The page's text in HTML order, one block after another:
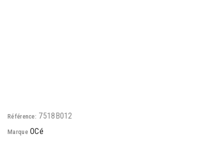
Référence: 7518B012
Marque OCé